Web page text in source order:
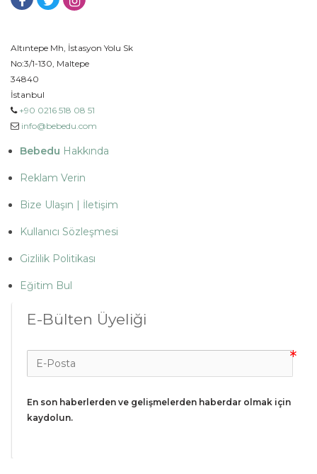
Altıntepe Mh, İstasyon Yolu Sk
No:3/1-130, Maltepe
34840
İstanbul
+90 0216 518 08 51
info@bebedu.com
Bebedu Hakkında
Reklam Verin
Bize Ulaşın | İletişim
Kullanıcı Sözleşmesi
Gizlilik Politikası
Eğitim Bul
E-Bülten Üyeliği
En son haberlerden ve gelişmelerden haberdar olmak için
kaydolun.